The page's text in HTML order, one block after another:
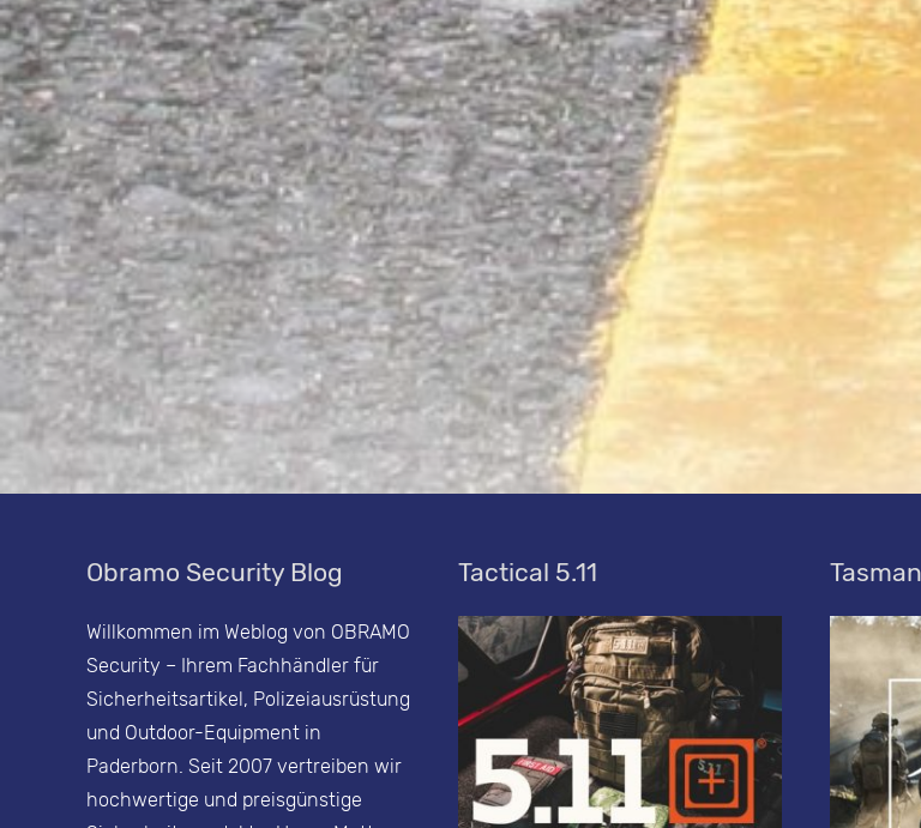
Obramo Security Blog
Willkommen im Weblog von OBRAMO
Security – Ihrem Fachhändler für
Sicherheitsartikel, Polizeiausrüstung
und Outdoor-Equipment in
Paderborn. Seit 2007 vertreiben wir
hochwertige und preisgünstige
Tactical 5.11